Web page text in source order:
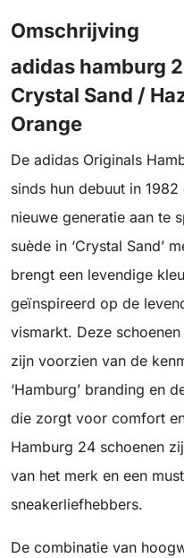
Omschrijving
adidas hamburg
Crystal Sand /
Orange
De adidas Originals
sinds hun debuut in
nieuwe generatie aan te
suède in ‘Crystal Sand’
brengt een levendige
geïnspireerd op de
vismarkt. Deze
zijn voorzien van de
‘Hamburg’ branding en
die zorgt voor comfort
Hamburg 24 schoenen
van het merk en een
sneakerliefhebbers.
De combinatie van